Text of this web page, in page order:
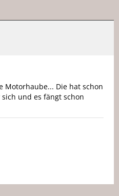
Motorhaube... Die hat schon
und es fängt schon